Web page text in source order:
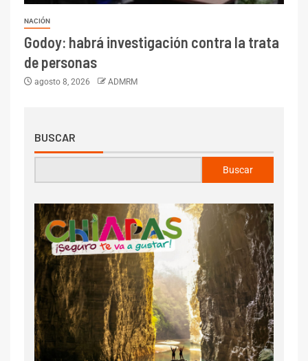
NACIÓN
Godoy: habrá investigación contra la trata
de personas
agosto 8, 2026 ADMRM
BUSCAR
Buscar